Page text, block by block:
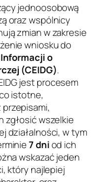
jednoosobową
oraz wspólnicy
zmian w zakresie
wniosku do
o
(CEIDG).
jest procesem
istotne,
przepisami,
zgłosić wszelkie
działalności, w tym
7 dniod ich
wskazać jeden
który najlepiej